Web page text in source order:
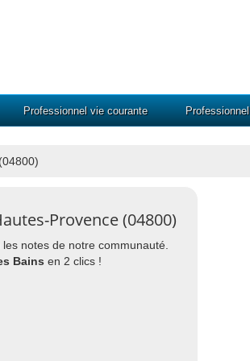
Professionnel vie courante
Provence (04800)
notes de notre communauté.
Bains en 2 clics !